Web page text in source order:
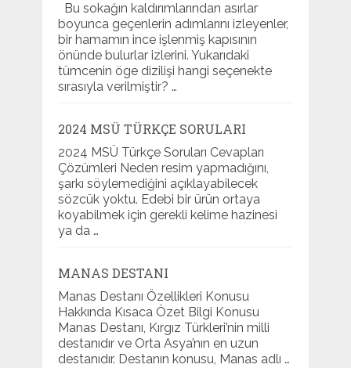
Bu sokağın kaldırımlarından asırlar
boyunca geçenlerin adımlarını izleyenler,
bir hamamın ince işlenmiş kapısının
önünde bulurlar izlerini. Yukarıdaki
tümcenin öge dizilişi hangi seçenekte
sırasıyla verilmiştir? …
2024 MSÜ TÜRKÇE SORULARI
2024 MSÜ Türkçe Soruları Cevapları
Çözümleri Neden resim yapmadığını,
şarkı söylemediğini açıklayabilecek
sözcük yoktu. Edebi bir ürün ortaya
koyabilmek için gerekli kelime hazinesi
ya da …
MANAS DESTANI
Manas Destanı Özellikleri Konusu
Hakkında Kısaca Özet Bilgi Konusu
Manas Destanı, Kırgız Türkleri’nin milli
destanıdır ve Orta Asya’nın en uzun
destanıdır. Destanın konusu, Manas adlı …